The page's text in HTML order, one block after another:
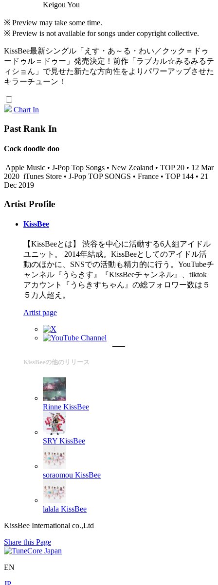
Keigou You
※ Preview may take some time.
※ Preview is not available for songs under copyright collective.
KissBee最新シングル「えす・あ～る・わい／クック＝ドゥ
ードゥル＝ドゥー」発売決定！前作「ラブカル☆みるみるテ
ィショん」で見せた新たな方向性をよりパワーアップさせた
キラーチューン！
Chart In
Past Rank In
Cock doodle doo
Apple Music • J-Pop Top Songs • New Zealand • TOP 20 • 12 Mar
2020 iTunes Store • J-Pop TOP SONGS • France • TOP 144 • 21
Dec 2019
Artist Profile
KissBee
【KissBeeとは】 渋谷を中心に活動する6人組アイドル
ユニット。 2014年結成。KissBeeとしてのアイドル活
動のほかに、SNSでの活動も精力的に行う。YouTubeチ
ャンネル『うらきす』『KissBeeチャンネル』、tiktok
アカウント『うらきすちゃん』の総フォロワー数は５
５万人超え。
Artist page
KissBeeの他のリリース
Rinne KissBee
SRY KissBee
soraomou KissBee
lalala KissBee
KissBee International co.,Ltd
Share this Page
EN